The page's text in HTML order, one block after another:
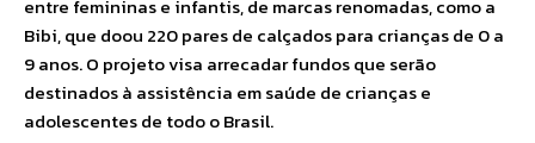
entre femininas e infantis, de marcas renomadas, como a
Bibi, que doou 220 pares de calçados para crianças de 0 a
9 anos. O projeto visa arrecadar fundos que serão
destinados à assistência em saúde de crianças e
adolescentes de todo o Brasil.